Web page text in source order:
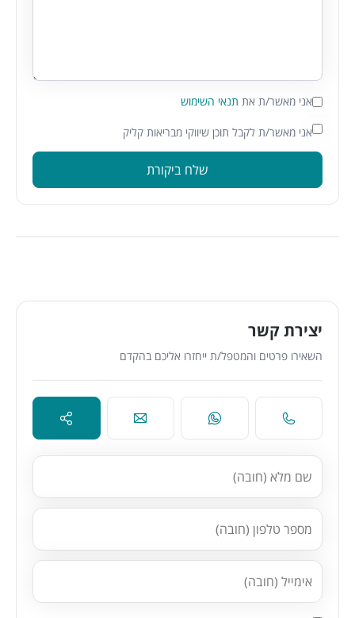
אני מאשר/ת את תנאי השימוש
אני מאשר/ת לקבל תוכן שיווקי מבריאות קליק
שלח ביקורת
יצירת קשר
השאירו פרטים והמטפל/ת ייחזרו אליכם בהקדם